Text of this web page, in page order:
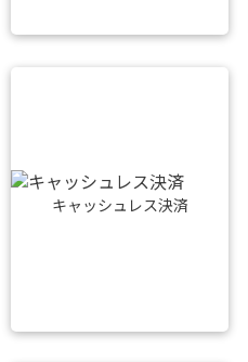
キャッシュレス決済